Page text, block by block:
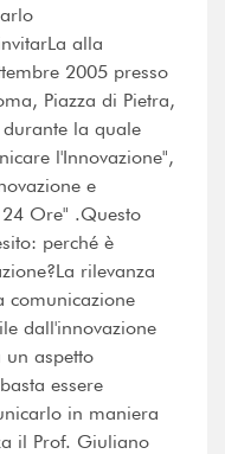
alla
2005 presso
Piazza di Pietra,
la quale
l'Innovazione",
e
Ore" .Questo
perché è
rilevanza
comunicazione
dall'innovazione
un aspetto
essere
in maniera
il Prof. Giuliano